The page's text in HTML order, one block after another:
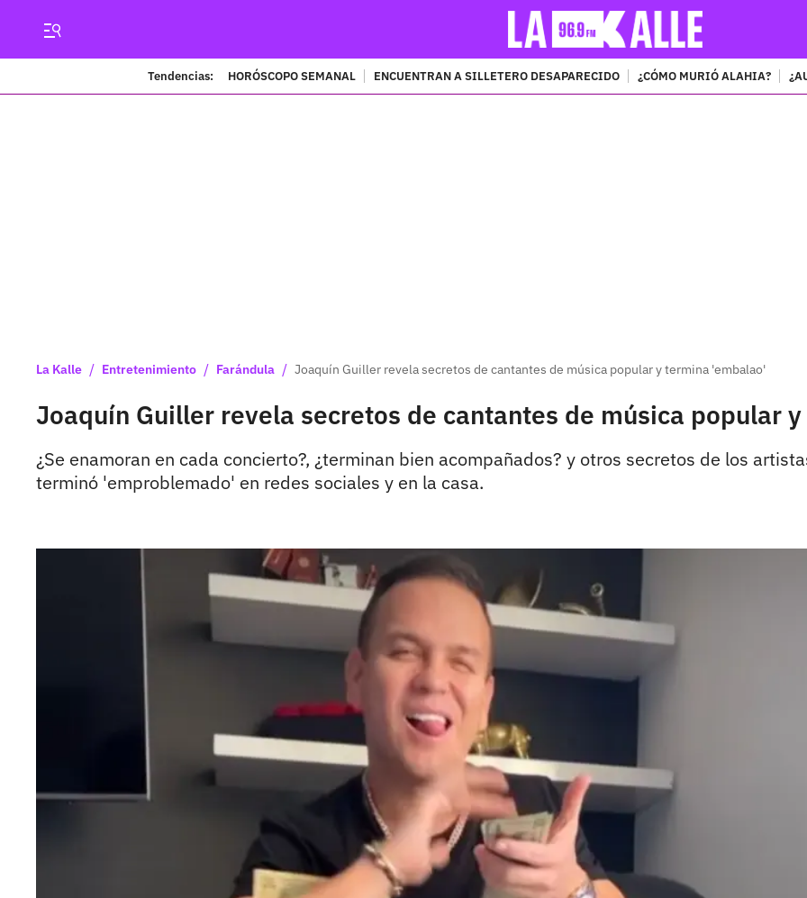
Tendencias: HORÓSCOPO SEMANAL ENCUENTRAN A SILLETERO DESAPARECIDO ¿CÓMO MURIÓ ALAHIA?
La Kalle / Entretenimiento / Farándula / Joaquín Guiller revela secretos de cantantes de música popular y termina 'embalao'
Joaquín Guiller revela secretos de cantantes de música popular
¿Se enamoran en cada concierto?, ¿terminan bien acompañados? y otros secretos de los
terminó 'emproblemado' en redes sociales y en la casa.